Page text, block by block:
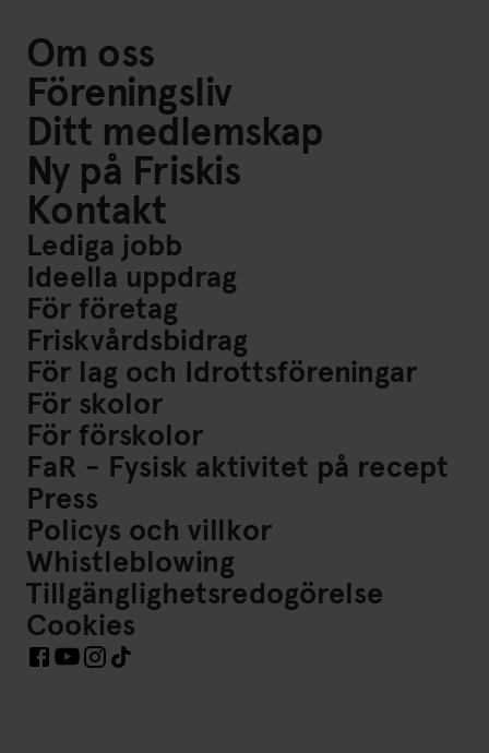
Om oss
Föreningsliv
Ditt medlemskap
Ny på Friskis
Kontakt
Lediga jobb
Ideella uppdrag
För företag
Friskvårdsbidrag
För lag och Idrottsföreningar
För skolor
För förskolor
FaR - Fysisk aktivitet på recept
Press
Policys och villkor
Whistleblowing
Tillgänglighetsredogörelse
Cookies